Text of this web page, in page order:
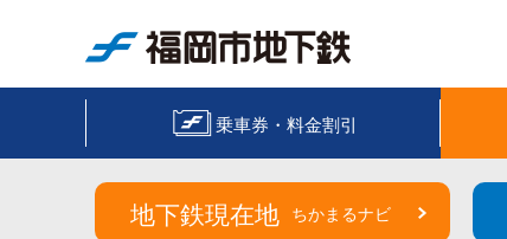
乗車券・料金割引
地下鉄現在地 ちかまるナビ